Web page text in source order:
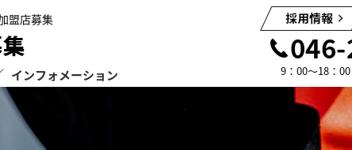
盟店募集
9：00～18：
会社概要 ジャパンステップの足場施工
ンチャイズモデル フランチャイズ加盟までの流れ
インフォメーション
込み・お問い合わせ